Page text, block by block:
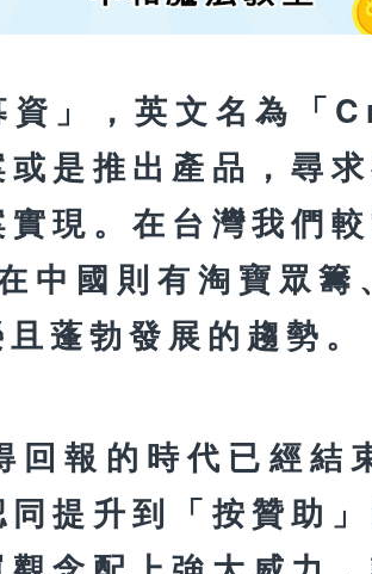
資」，英文名為
是推出產品，尋
現。在台灣我們
國則有淘寶眾籌
蓬勃發展的趨勢。
回報的時代已經
提升到「按贊助